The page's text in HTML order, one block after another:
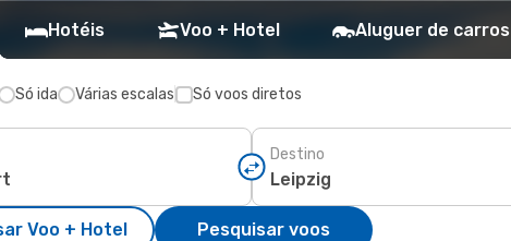
Hotéis Voo + Hotel Aluguer de carros
Só ida Várias escalas Só voos diretos
Destino
Voo + Hotel Pesquisar voos